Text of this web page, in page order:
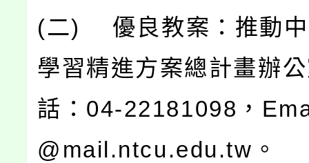
(二) 優良教案：推動中
學習精進方案總計畫辦
話：04-22181098，
@mail.ntcu.edu.tw。